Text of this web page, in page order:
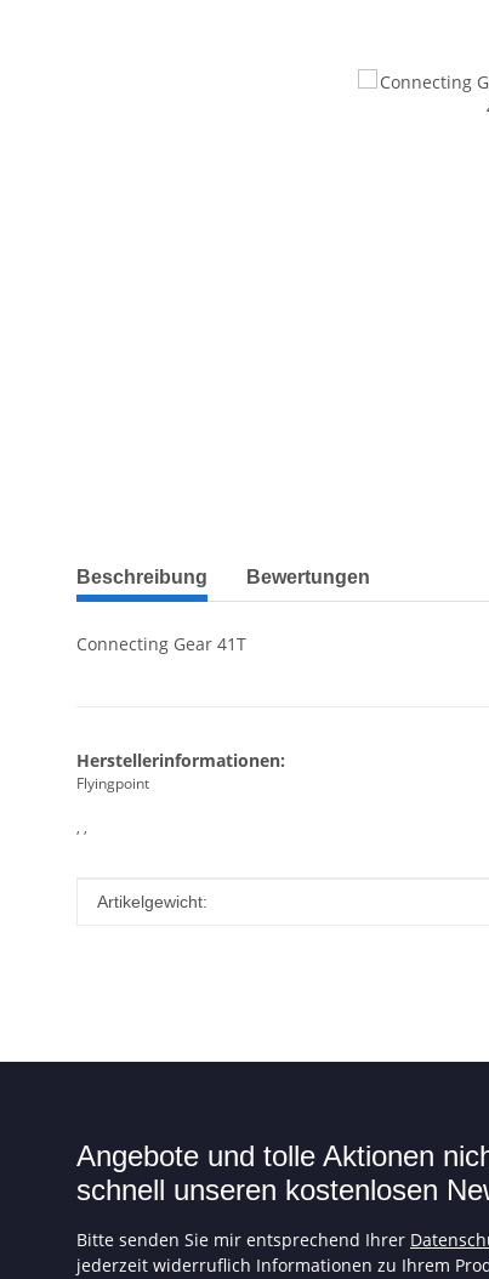
Beschreibung Bewertungen
Connecting Gear 41T
Herstellerinformationen:
Flyingpoint
, ,
Produkteigenschaft
Wert
Artikelgewicht:
Angebote und tolle Aktionen
schnell unseren kostenlosen
Bitte senden Sie mir entsprechend Ihrer
jederzeit widerruflich Informationen zu Ihrem